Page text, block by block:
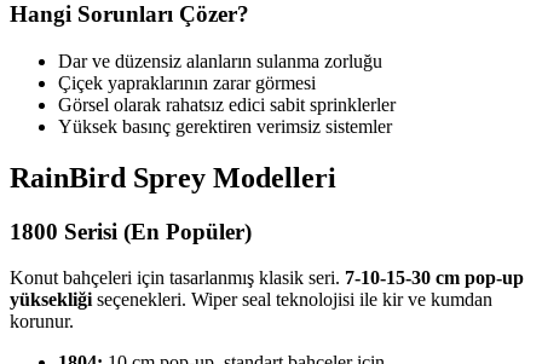
Hangi Sorunları Çözer?
Dar ve düzensiz alanların sulanma zorluğu
Çiçek yapraklarının zarar görmesi
Görsel olarak rahatsız edici sabit sprinklerler
Yüksek basınç gerektiren verimsiz sistemler
RainBird Sprey Modelleri
1800 Serisi (En Popüler)
Konut bahçeleri için tasarlanmış klasik seri. 7-10-15-30 cm pop-up
yüksekliğiseçenekleri. Wiper seal teknolojisi ile kir ve kumdan
korunur.